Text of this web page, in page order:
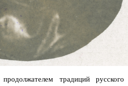
традиций русского